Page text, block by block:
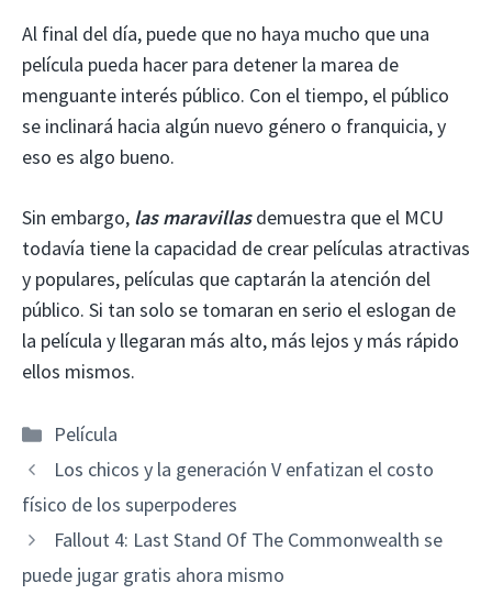
Al final del día, puede que no haya mucho que una
película pueda hacer para detener la marea de
menguante interés público. Con el tiempo, el público
se inclinará hacia algún nuevo género o franquicia, y
eso es algo bueno.
Sin embargo, las maravillasdemuestra que el MCU
todavía tiene la capacidad de crear películas atractivas
y populares, películas que captarán la atención del
público. Si tan solo se tomaran en serio el eslogan de
la película y llegaran más alto, más lejos y más rápido
ellos mismos.
Categorías
Película
Los chicos y la generación V enfatizan el costo
físico de los superpoderes
Fallout 4: Last Stand Of The Commonwealth se
puede jugar gratis ahora mismo